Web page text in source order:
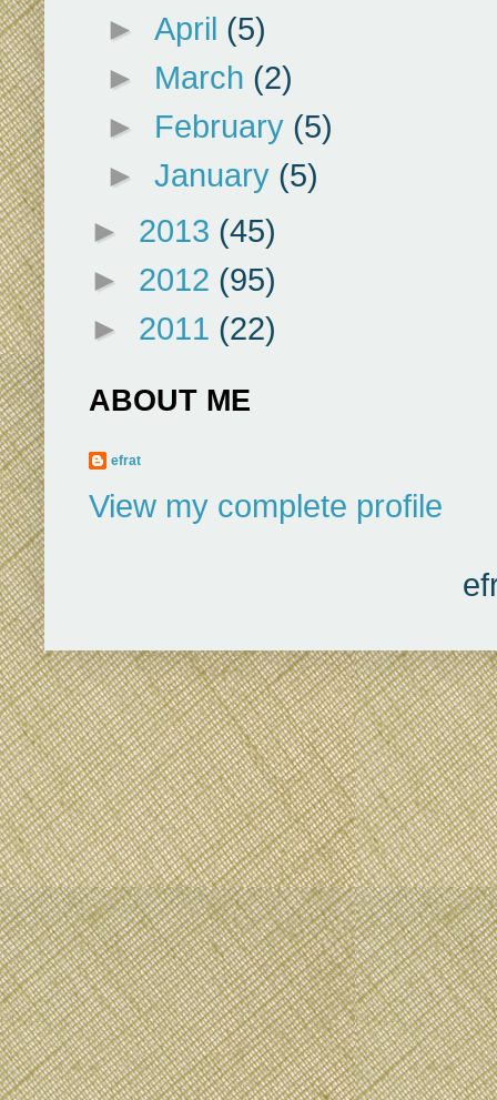
►April (5)
► March (2)
► February (5)
►January (5)
► 2013 (45)
► 2012 (95)
► 2011 (22)
ABOUT ME
efrat
View my complete profile